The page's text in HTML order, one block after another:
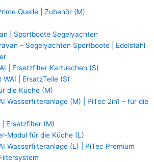
Quelle | Zubehör (M)
| Sportboote Segelyachten
– Segelyachten Sportboote | Edelstahl
| Ersatzfilter Kartuschen (S)
WAI | ErsatzTeile (S)
die Küche (M)
Wasserfilteranlage (M) | PiTec 2in1 – für die
| Ersatzfilter (M)
Modul für die Küche (L)
Wasserfilteranlage (L) | PiTec Premium